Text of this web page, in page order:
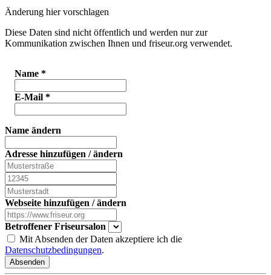
Änderung hier vorschlagen
Diese Daten sind nicht öffentlich und werden nur zur
Kommunikation zwischen Ihnen und friseur.org verwendet.
Name *
E-Mail *
Name ändern
Adresse hinzufügen / ändern
Webseite hinzufügen / ändern
Betroffener Friseursalon
Mit Absenden der Daten akzeptiere ich die
Datenschutzbedingungen.
Absenden